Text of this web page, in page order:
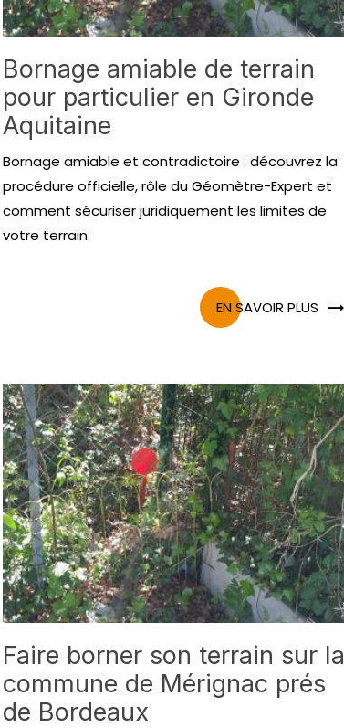
Bornage amiable de terrain
pour particulier en Gironde
Aquitaine
Bornage amiable et contradictoire : découvrez la
procédure officielle, rôle du Géomètre-Expert et
comment sécuriser juridiquement les limites de
votre terrain.
EN SAVOIR PLUS
Faire borner son terrain sur la
commune de Mérignac prés
de Bordeaux